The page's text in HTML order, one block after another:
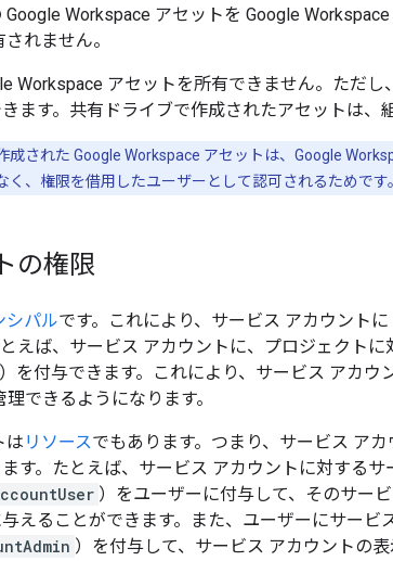
Workspace アセットを Google Workspace
れません。
Workspace アセットを所有できません。ただし
ます。共有ドライブで作成されたアセットは、
成された Google Workspace アセットは、Google
、権限を借用したユーザーとして認可されるためです。
の権限
シパルです。これにより、サービス アカウント
えば、サービス アカウントに、プロジェクトに
）を付与できます。これにより、サービス アカウ
できるようになります。
は リソースでもあります。つまり、サービス ア
す。たとえば、サービス アカウントに対するサ
）をユーザーに付与して、そのサー
えることができます。また、ユーザーにサービ
）を付与して、サービス アカウントの